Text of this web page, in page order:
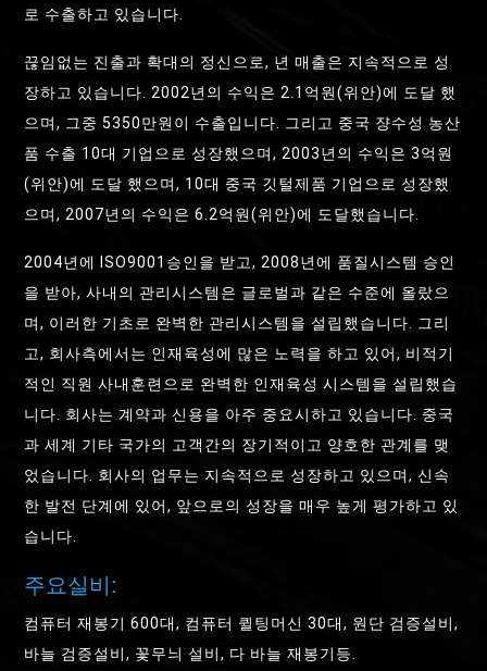
로 수출하고 있습니다.
끊임없는 진출과 확대의 정신으로, 년 매출은 지속적으로 성
장하고 있습니다. 2002년의 수익은 2.1억원(위안)에 도달 했
으며, 그중 5350만원이 수출입니다. 그리고 중국 쟝수성 농산
품 수출 10대 기업으로 성장했으며, 2003년의 수익은 3억원
(위안)에 도달 했으며, 10대 중국 깃털제품 기업으로 성장했
으며, 2007년의 수익은 6.2억원(위안)에 도달했습니다.
2004년에 ISO9001승인을 받고, 2008년에 품질시스템 승인
을 받아, 사내의 관리시스템은 글로벌과 같은 수준에 올랐으
며, 이러한 기초로 완벽한 관리시스템을 설립했습니다. 그리
고, 회사측에서는 인재육성에 많은 노력을 하고 있어, 비적기
적인 직원 사내훈련으로 완벽한 인재육성 시스템을 설립했습
니다. 회사는 계약과 신용을 아주 중요시하고 있습니다. 중국
과 세계 기타 국가의 고객간의 장기적이고 양호한 관계를 맺
었습니다. 회사의 업무는 지속적으로 성장하고 있으며, 신속
한 발전 단계에 있어, 앞으로의 성장을 매우 높게 평가하고 있
습니다.
주요실비:
컴퓨터 재봉기 600대, 컴퓨터 퀼팅머신 30대, 원단 검증설비,
바늘 검증설비, 꽃무늬 설비, 다 바늘 재봉기등.